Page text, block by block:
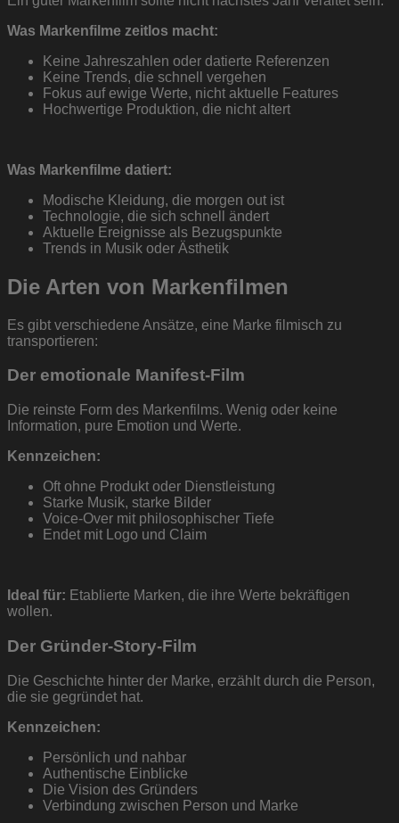
Was Markenfilme zeitlos macht:
Keine Jahreszahlen oder datierte Referenzen
Keine Trends, die schnell vergehen
Fokus auf ewige Werte, nicht aktuelle Features
Hochwertige Produktion, die nicht altert
Was Markenfilme datiert:
Modische Kleidung, die morgen out ist
Technologie, die sich schnell ändert
Aktuelle Ereignisse als Bezugspunkte
Trends in Musik oder Ästhetik
Die Arten von Markenfilmen
Es gibt verschiedene Ansätze, eine Marke filmisch zu
transportieren:
Der emotionale Manifest-Film
Die reinste Form des Markenfilms. Wenig oder keine
Information, pure Emotion und Werte.
Kennzeichen:
Oft ohne Produkt oder Dienstleistung
Starke Musik, starke Bilder
Voice-Over mit philosophischer Tiefe
Endet mit Logo und Claim
Ideal für: Etablierte Marken, die ihre Werte bekräftigen
wollen.
Der Gründer-Story-Film
Die Geschichte hinter der Marke, erzählt durch die Person,
die sie gegründet hat.
Kennzeichen:
Persönlich und nahbar
Authentische Einblicke
Die Vision des Gründers
Verbindung zwischen Person und Marke